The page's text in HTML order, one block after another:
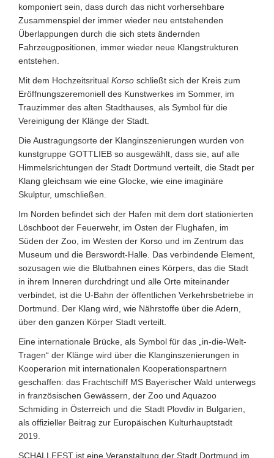
komponiert sein, dass durch das nicht vorhersehbare
Zusammenspiel der immer wieder neu entstehenden
Überlappungen durch die sich stets ändernden
Fahrzeugpositionen, immer wieder neue Klangstrukturen
entstehen.
Mit dem Hochzeitsritual Korso schließt sich der Kreis zum
Eröffnungszeremoniell des Kunstwerkes im Sommer, im
Trauzimmer des alten Stadthauses, als Symbol für die
Vereinigung der Klänge der Stadt.
Die Austragungsorte der Klanginszenierungen wurden von
kunstgruppe GOTTLIEB so ausgewählt, dass sie, auf alle
Himmelsrichtungen der Stadt Dortmund verteilt, die Stadt per
Klang gleichsam wie eine Glocke, wie eine imaginäre
Skulptur, umschließen.
Im Norden befindet sich der Hafen mit dem dort stationierten
Löschboot der Feuerwehr, im Osten der Flughafen, im
Süden der Zoo, im Westen der Korso und im Zentrum das
Museum und die Berswordt-Halle. Das verbindende Element,
sozusagen wie die Blutbahnen eines Körpers, das die Stadt
in ihrem Inneren durchdringt und alle Orte miteinander
verbindet, ist die U-Bahn der öffentlichen Verkehrsbetriebe in
Dortmund. Der Klang wird, wie Nährstoffe über die Adern,
über den ganzen Körper Stadt verteilt.
Eine internationale Brücke, als Symbol für das „in-die-Welt-
Tragen“ der Klänge wird über die Klanginszenierungen in
Kooperarion mit internationalen Kooperationspartnern
geschaffen: das Frachtschiff MS Bayerischer Wald unterwegs
in französischen Gewässern, der Zoo und Aquazoo
Schmiding in Österreich und die Stadt Plovdiv in Bulgarien,
als offizieller Beitrag zur Europäischen Kulturhauptstadt
2019.
SCHALLFEST ist eine Veranstaltung der Stadt Dortmund im